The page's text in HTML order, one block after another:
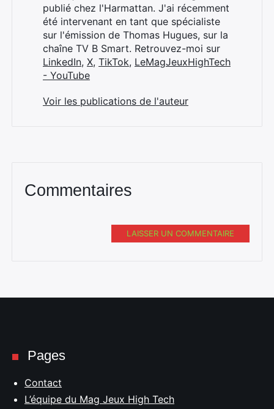
publié chez l'Harmattan. J'ai récemment
été intervenant en tant que spécialiste
sur l'émission de Thomas Hugues, sur la
chaîne TV B Smart. Retrouvez-moi sur
LinkedIn, X, TikTok, LeMagJeuxHighTech
- YouTube
Voir les publications de l'auteur
Commentaires
LAISSER UN COMMENTAIRE
Pages
Contact
L’équipe du Mag Jeux High Tech